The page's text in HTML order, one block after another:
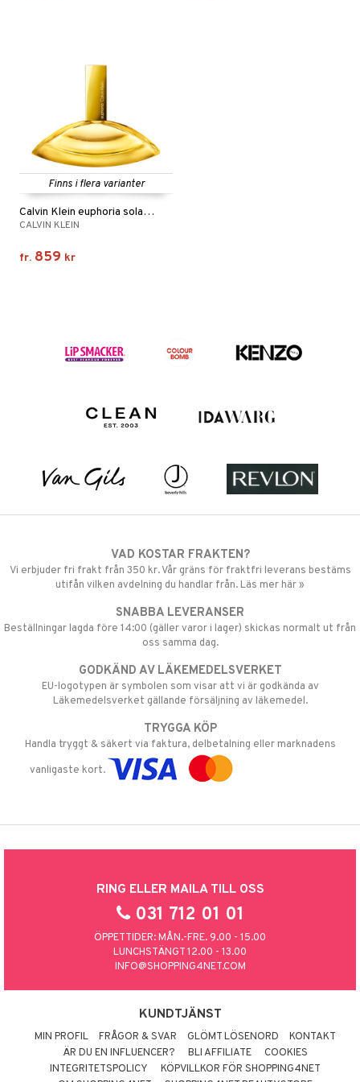
Finns i flera varianter
Calvin Klein euphoria solar elixir Parfum Intense
CALVIN KLEIN
fr. 859 kr
VAD KOSTAR FRAKTEN?
Vi erbjuder fri frakt från 350 kr. Vår gräns för fraktfri leverans bestäms
utifån vilken avdelning du handlar från. Läs mer här »
SNABBA LEVERANSER
Beställningar lagda före 14:00 (gäller varor i lager) skickas normalt ut från
oss samma dag.
GODKÄND AV LÄKEMEDELSVERKET
EU-logotypen är symbolen som visar att vi är godkända av
Läkemedelsverket gällande försäljning av läkemedel.
TRYGGA KÖP
Handla tryggt & säkert via faktura, delbetalning eller marknadens
vanligaste kort.
RING ELLER MAILA TILL OSS
031 712 01 01
ÖPPETTIDER: MÅN.-FRE. 9.00 - 15.00
LUNCHSTÄNGT 12.00 - 13.00
INFO@SHOPPING4NET.COM
KUNDTJÄNST
MIN PROFIL FRÅGOR & SVAR GLÖMT LÖSENORD
KONTAKT
ÄR DU EN INFLUENCER?
BLI AFFILIATE
COOKIES
INTEGRITETSPOLICY
KÖPVILLKOR FÖR SHOPPING4NET